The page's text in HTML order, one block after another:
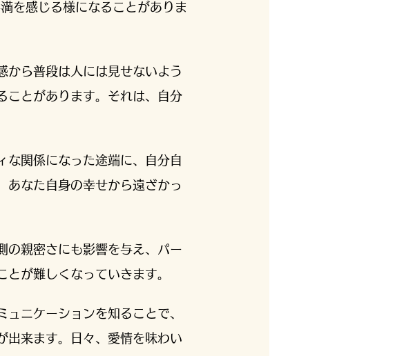
を感じる様になることがありま
から普段は人には見せないよう
ことがあります。それは、自分
な関係になった途端に、自分自
あなた自身の幸せから遠ざかっ
の親密さにも影響を与え、パー
とが難しくなっていきます。
ニケーションを知ることで、
出来ます。日々、愛情を味わい